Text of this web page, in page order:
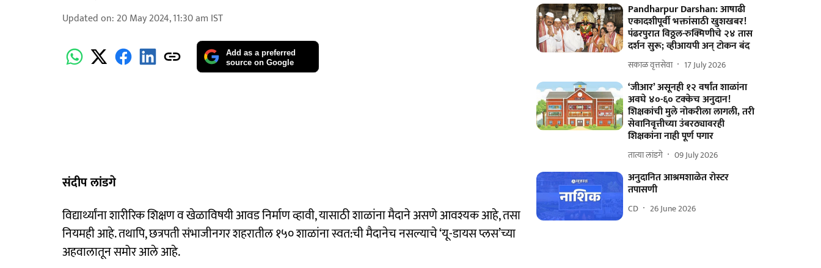
Updated on: 20 May 2024, 11:30 am IST
Add as a preferred
source on Google
संदीप लांडगे
विद्यार्थ्यांना शारीरिक शिक्षण व खेळाविषयी आवड निर्माण व्हावी, यासाठी शाळांना मैदाने असणे आवश्यक आहे, तसा
नियमही आहे. तथापि, छत्रपती संभाजीनगर शहरातील १५० शाळांना स्वत:ची मैदानेच नसल्याचे ‘यू-डायस प्लस’च्या
अहवालातून समोर आले आहे.
Pandharpur Darshan: आषाढी
एकादशीपूर्वी भक्तांसाठी खुशखबर!
पंढरपुरात विठ्ठल-रुक्मिणीचे २४ तास
दर्शन सुरू; व्हीआयपी अन्‌ टोकन बंद
सकाळ वृत्तसेवा 17 July 2026
‘जीआर’ असूनही १२ वर्षांत शाळांना
अवघे ४०-६० टक्केच अनुदान!
शिक्षकांची मुले नोकरीला लागली, तरी
सेवानिवृत्तीच्या उंबरठ्यावरही
शिक्षकांना नाही पूर्ण पगार
तात्या लांडगे 09 July 2026
अनुदानित आश्रमशाळेत रोस्टर
तपासणी
CD 26 June 2026